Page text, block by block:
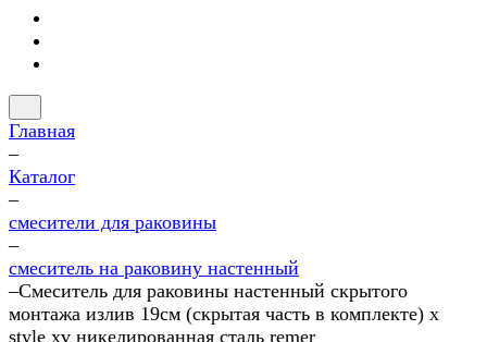
Главная
–
Каталог
–
смесители для раковины
–
смеситель на раковину настенный
–Смеситель для раковины настенный скрытого
монтажа излив 19см (скрытая часть в комплекте) x
style xv никелированная сталь remer